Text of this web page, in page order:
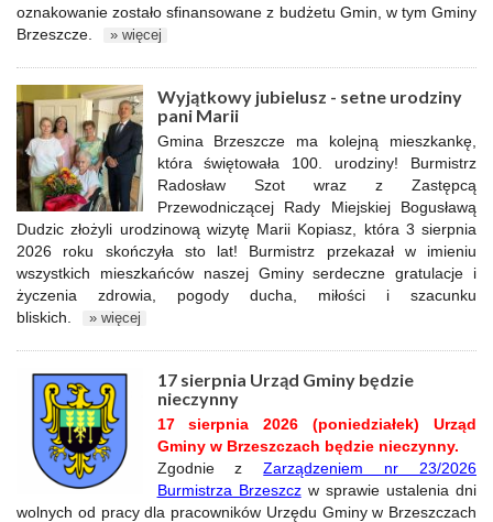
oznakowanie zostało sfinansowane z budżetu Gmin, w tym Gminy
Brzeszcze.
» więcej
Wyjątkowy jubielusz - setne urodziny
pani Marii
Gmina Brzeszcze ma kolejną mieszkankę,
która świętowała 100. urodziny! Burmistrz
Radosław Szot wraz z Zastępcą
Przewodniczącej Rady Miejskiej Bogusławą
Dudzic złożyli urodzinową wizytę Marii Kopiasz, która 3 sierpnia
2026 roku skończyła sto lat! Burmistrz przekazał w imieniu
wszystkich mieszkańców naszej Gminy serdeczne gratulacje i
życzenia zdrowia, pogody ducha, miłości i szacunku
bliskich.
» więcej
17 sierpnia Urząd Gminy będzie
nieczynny
17 sierpnia 2026 (poniedziałek) Urząd
Gminy w Brzeszczach będzie nieczynny.
Zgodnie zZarządzeniem nr 23/2026
Burmistrza Brzeszcz w sprawie ustalenia dni
wolnych od pracy dla pracowników Urzędu Gminy w Brzeszczach